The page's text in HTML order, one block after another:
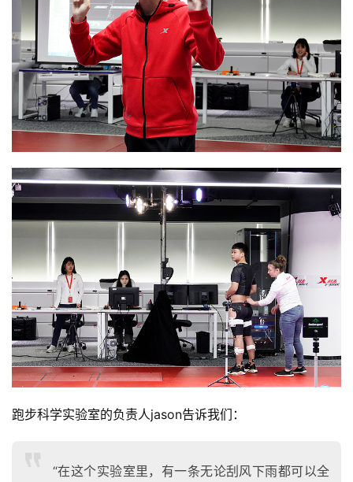
跑步科学实验室的负责人jason告诉我们：
“在这个实验室里，有一条无论刮风下雨都可以全